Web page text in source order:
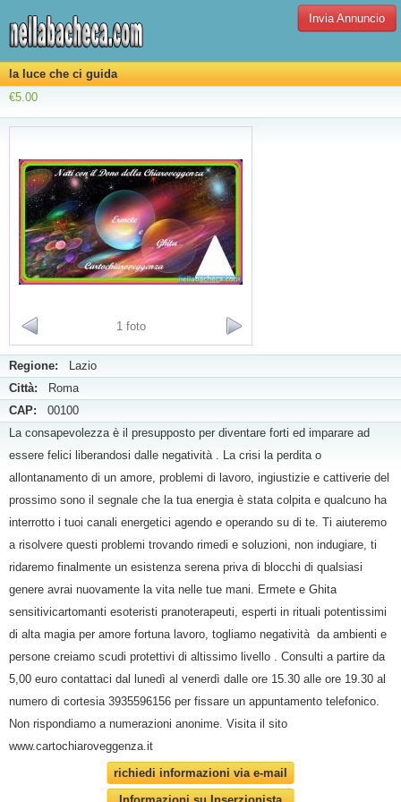
Invia Annuncio
la luce che ci guida
€5.00
1 foto
Regione: Lazio
Città: Roma
CAP: 00100
La consapevolezza è il presupposto per diventare forti ed imparare ad
essere felici liberandosi dalle negatività . La crisi la perdita o
allontanamento di un amore, problemi di lavoro, ingiustizie e cattiverie del
prossimo sono il segnale che la tua energia è stata colpita e qualcuno ha
interrotto i tuoi canali energetici agendo e operando su di te. Ti aiuteremo
a risolvere questi problemi trovando rimedi e soluzioni, non indugiare, ti
ridaremo finalmente un esistenza serena priva di blocchi di qualsiasi
genere avrai nuovamente la vita nelle tue mani. Ermete e Ghita
sensitivicartomanti esoteristi pranoterapeuti, esperti in rituali potentissimi
di alta magia per amore fortuna lavoro, togliamo negatività da ambienti e
persone creiamo scudi protettivi di altissimo livello . Consulti a partire da
5,00 euro contattaci dal lunedì al venerdì dalle ore 15.30 alle ore 19.30 al
numero di cortesia 3935596156 per fissare un appuntamento telefonico.
Non rispondiamo a numerazioni anonime. Visita il sito
www.cartochiaroveggenza.it
richiedi informazioni via e-mail